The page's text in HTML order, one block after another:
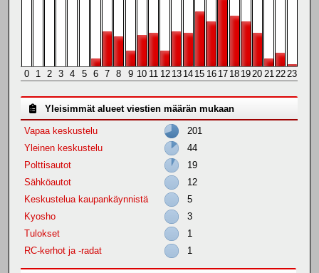
0 1 2 3 4 5 6 7 8 9 10 11 12 13 14 15 16 17 18 1920 212223
Yleisimmät alueet viestien määrän mukaan
Vapaa keskustelu
201
Yleinen keskustelu
44
Polttisautot
19
Sähköautot
12
Keskustelua kaupankäynnistä
5
Kyosho
3
Tulokset
1
RC-kerhot ja -radat
1